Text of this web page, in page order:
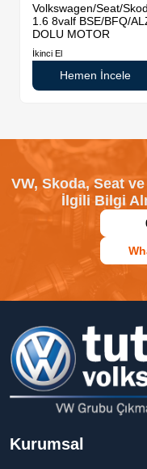
Volkswagen/Seat/
1.6 8valf BSE/BFQ/
DOLU MOTOR
İkinci El
Hemen İncele
VW, Skoda, Seat
İlgili Bilgi
Kurumsal